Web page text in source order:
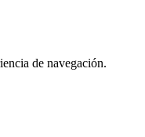
de navegación.